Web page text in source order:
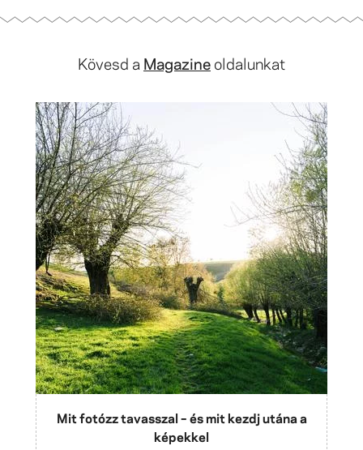
Kövesd a Magazineoldalunkat
Mit fotózz tavasszal – és mit kezdj utána a
képekkel